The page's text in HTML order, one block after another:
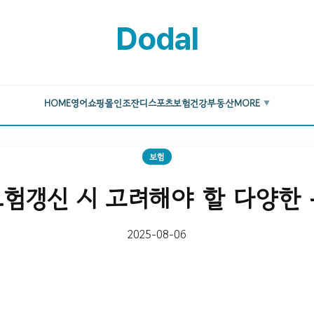
Dodal
HOME영어쇼핑몰인조잔디스포츠보험건강부동산MORE ▼
보험
갱신 시 고려해야 할 다양한
2025-08-06